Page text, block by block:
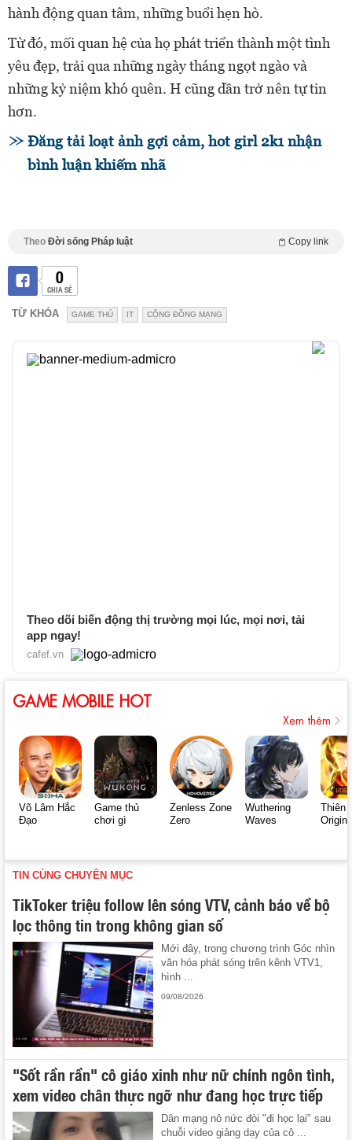
hành động quan tâm, những buổi hẹn hò.
Từ đó, mối quan hệ của họ phát triển thành một tình
yêu đẹp, trải qua những ngày tháng ngọt ngào và
những kỷ niệm khó quên. H cũng dần trở nên tự tin
hơn.
Đăng tải loạt ảnh gợi cảm, hot girl 2k1 nhận
bình luận khiếm nhã
Theo Đời sống Pháp luật Copy link
0
CHIA SẺ
TỪ KHÓA GAME THỦ IT CỘNG ĐỒNG MẠNG
Theo dõi biến động thị trường mọi lúc, mọi nơi, tải
app ngay!
cafef.vn
GAME MOBILE HOT
Xem thêm
Võ Lâm Hắc
Đạo
Game thủ
chơi gì
Zenless Zone
Zero
Wuthering
Waves
Thiên
Origin
TIN CÙNG CHUYÊN MỤC
TikToker triệu follow lên sóng VTV, cảnh báo về bộ
lọc thông tin trong không gian số
Mới đây, trong chương trình Góc nhìn
văn hóa phát sóng trên kênh VTV1,
hình ...
09/08/2026
"Sốt rần rần" cô giáo xinh như nữ chính ngôn tình,
xem video chân thực ngỡ như đang học trực tiếp
Dân mạng nô nức đòi "đi học lại" sau
chuỗi video giảng dạy của cô ...